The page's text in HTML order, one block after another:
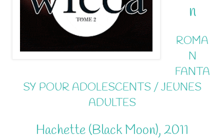
n
ROMA
N
FANTA
SY POUR ADOLESCENTS / JEUNES
ADULTES
Hachette (Black Moon), 2011